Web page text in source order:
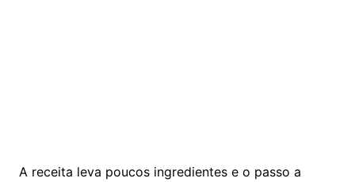
A receita leva poucos ingredientes e o passo a